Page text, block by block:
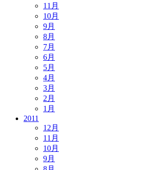
11月
10月
9月
8月
7月
6月
5月
4月
3月
2月
1月
2011
12月
11月
10月
9月